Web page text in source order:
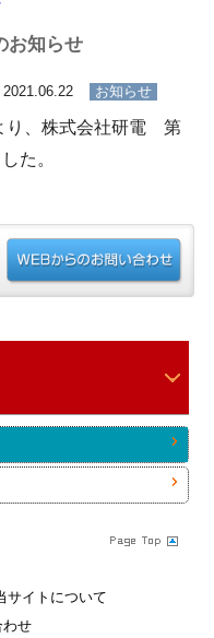
お知らせ
2021.06.22 お知らせ
り、株式会社研電 第
た。
サイトについて
わせ